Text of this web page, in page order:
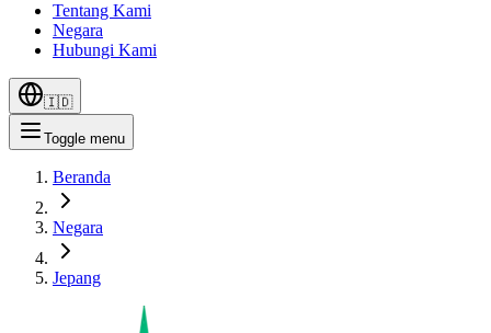
Tentang Kami
Negara
Hubungi Kami
🇮🇩
Toggle menu
Beranda
Negara
Jepang